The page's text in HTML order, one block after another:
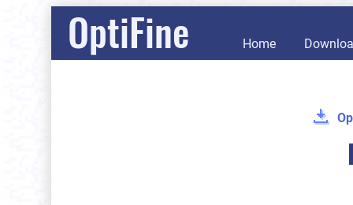
OptiFine Home